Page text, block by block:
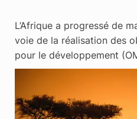
L’Afrique a progressé de
voie de la réalisation des
pour le développement